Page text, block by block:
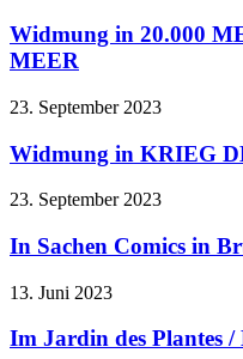
Widmung in 20.000
MEER
23. September 2023
Widmung in KRIEG
23. September 2023
In Sachen Comics in
13. Juni 2023
Im Jardin des Plantes